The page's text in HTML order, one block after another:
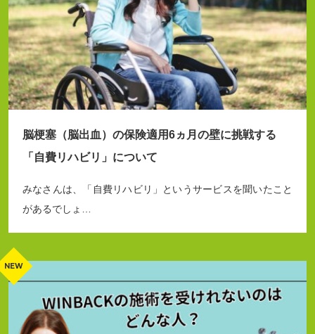
脳梗塞（脳出血）の保険適用6ヵ月の壁に挑戦する
「自費リハビリ」について
みなさんは、「自費リハビリ」というサービスを聞いたこと
があるでしょ…